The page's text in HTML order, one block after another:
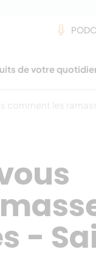
de votre
comment les
-